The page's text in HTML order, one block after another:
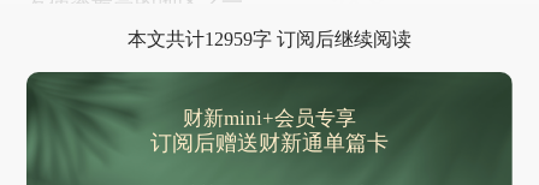
本文共计12959字 订阅后继续阅读
财新mini+会员专享
订阅后赠送财新通单篇卡